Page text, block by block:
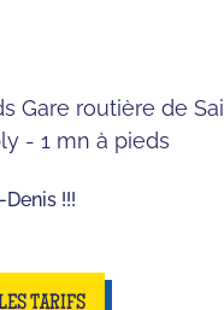
Gare routière de
- 1 mn à pieds
!!!
TARIFS